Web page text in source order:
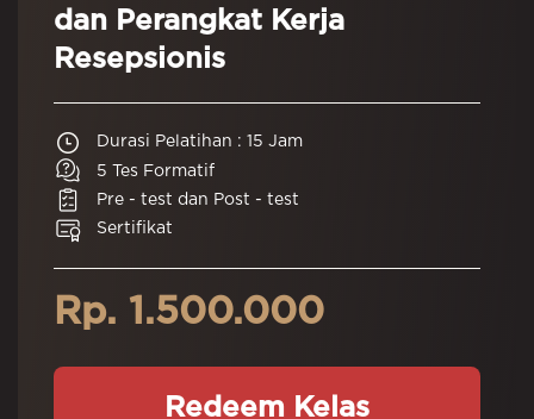
dan Perangkat Kerja
Resepsionis
Durasi Pelatihan : 15 Jam
5 Tes Formatif
Pre - test dan Post - test
Sertifikat
Rp. 1.500.000
Redeem Kelas